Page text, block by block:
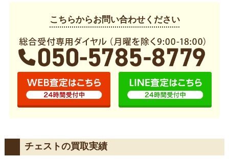
こちらからお問い合わせください
チェストの買取実績